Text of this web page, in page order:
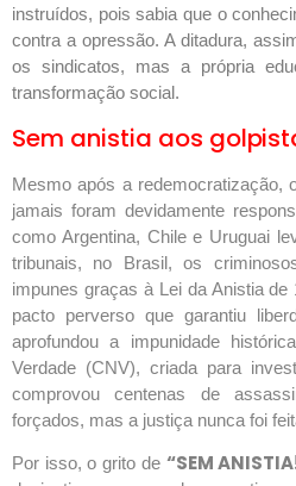
instruídos, pois sabia que o
contra a opressão. A ditadura,
os sindicatos, mas a própria
transformação social.
Sem anistia aos
Mesmo após a redemocratização,
jamais foram devidamente
como Argentina, Chile e Uruguai
tribunais, no Brasil, os
impunes graças à Lei da Anistia
pacto perverso que garantiu
aprofundou a impunidade
Verdade (CNV), criada para
comprovou centenas de
forçados, mas a justiça nunca foi
Por isso, o grito de “SEM